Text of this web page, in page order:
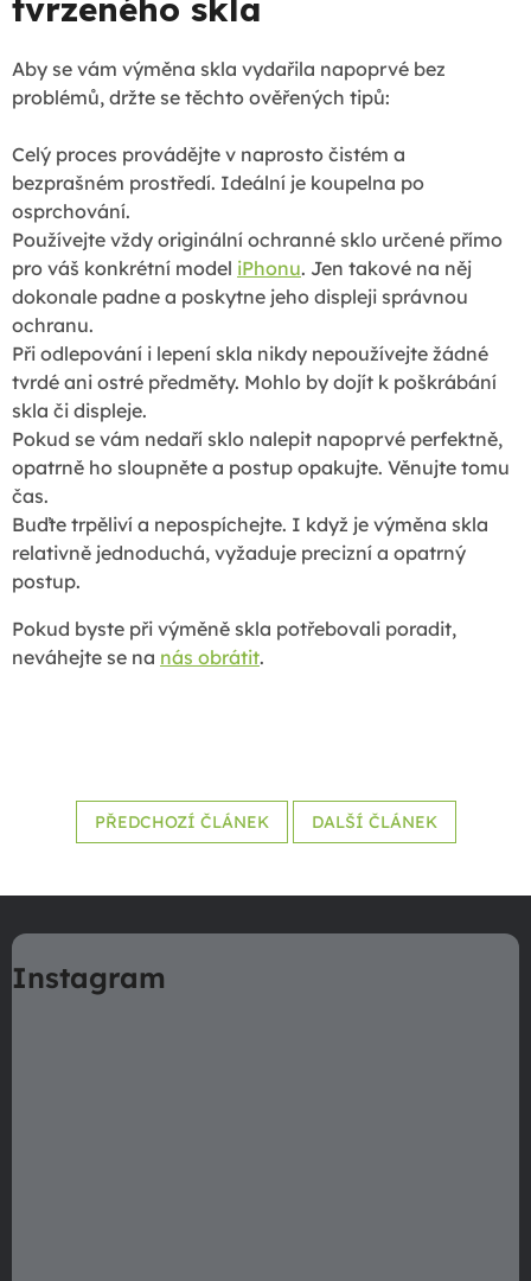
tvrzeného skla
Aby se vám výměna skla vydařila napoprvé bez
problémů, držte se těchto ověřených tipů:
Celý proces provádějte v naprosto čistém a
bezprašném prostředí. Ideální je koupelna po
osprchování.
Používejte vždy originální ochranné sklo určené přímo
pro váš konkrétní model iPhonu. Jen takové na něj
dokonale padne a poskytne jeho displeji správnou
ochranu.
Při odlepování i lepení skla nikdy nepoužívejte žádné
tvrdé ani ostré předměty. Mohlo by dojít k poškrábání
skla či displeje.
Pokud se vám nedaří sklo nalepit napoprvé perfektně,
opatrně ho sloupněte a postup opakujte. Věnujte tomu
čas.
Buďte trpěliví a nepospíchejte. I když je výměna skla
relativně jednoduchá, vyžaduje precizní a opatrný
postup.
Pokud byste při výměně skla potřebovali poradit,
neváhejte se na nás obrátit.
PŘEDCHOZÍ ČLÁNEK DALŠÍ ČLÁNEK
á
pInstagram